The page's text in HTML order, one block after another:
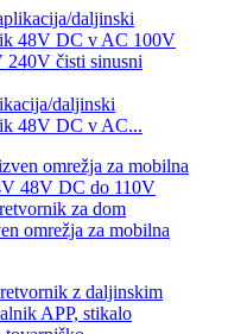
daljinski
48V DC v AC...
omrežja za mobilna